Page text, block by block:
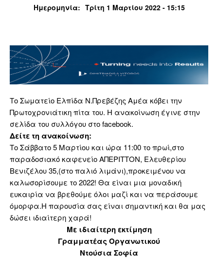
Ημερομηνία: Τρίτη 1 Μαρτίου 2022 - 15:15
Το Σωματείο Ελπίδα Ν.Πρεβέζης Αμέα κόβει την
Πρωτοχρονιάτικη πίτα του. Η ανακοίνωση έγινε στην
σελίδα του συλλόγου στο facebook.
Δείτε τη ανακοίνωση:
Το Σάββατο 5 Μαρτίου και ώρα 11:00 το πρωί,στο
παραδοσιακό καφενείο ΑΠΕΡΙΤΤΟΝ, Ελευθερίου
Βενιζέλου 35,(στο παλιό λιμάνι),προκειμένου να
καλωσορίσουμε το 2022! Θα είναι μια μοναδική
ευκαιρία να βρεθούμε όλοι μαζί και να περάσουμε
όμορφα.Η παρουσία σας είναι σημαντική και θα μας
δώσει ιδιαίτερη χαρά!
Με ιδιαίτερη εκτίμηση
Γραμματέας Οργανωτικού
Ντούσια Σοφία